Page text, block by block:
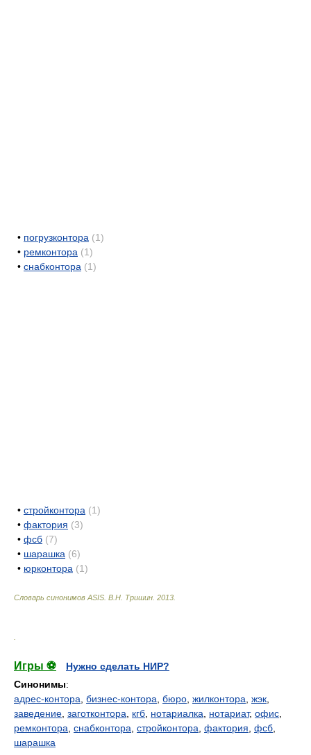
• погрузконтора (1)
• ремконтора (1)
• снабконтора (1)
• стройконтора (1)
• фактория (3)
• фсб (7)
• шарашка (6)
• юрконтора (1)
Словарь синонимов ASIS. В.Н. Тришин 2013
Игры ⚽
Нужно сделать НИР?
Синонимы:
адрес-контора бизнес-контора бюро жилконтора жэк
заведение заготконтора кгб нотариалка нотариат, офис
ремконтора снабконтора стройконтора фактория фсб
шарашка